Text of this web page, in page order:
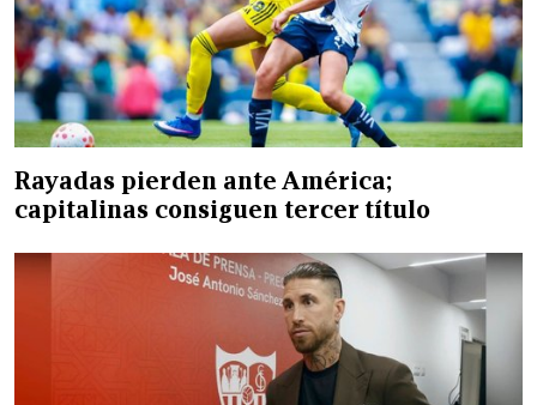
Rayadas pierden ante América;
capitalinas consiguen tercer título